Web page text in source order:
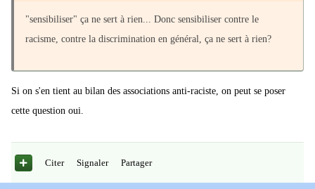
"sensibiliser" ça ne sert à rien... Donc sensibiliser contre le
racisme, contre la discrimination en général, ça ne sert à rien?
Si on s'en tient au bilan des associations anti-raciste, on peut se poser
cette question oui.
Citer Signaler Partager